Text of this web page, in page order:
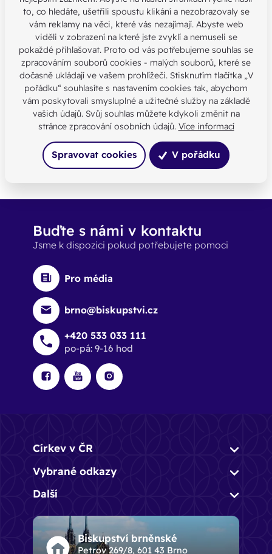
Velikonoční program pro školy v kostele –
inspirace z Velkého Meziřičí
Našli jste chybu nebo máte jinou
otázku?
Kontaktujte nás
SDÍLEJTE:
Buďte s námi v kontaktu
Jsme k dispozici pokud potřebujete pomoci
Pro média
brno@biskupstvi.cz
+420 533 033 111
po-pá: 9-16 hod
Církev v ČR
Vybrané odkazy
Další
Biskupství brněnské
Petrov 269/8, 601 43 Brno
to, co hledáte, ušetřili spoustu klikání a nezobrazovaly se
vám reklamy na věci, které vás nezajímají. Abyste web
viděli v zobrazení na které jste zvyklí a nemuseli se
pokaždé přihlašovat. Proto od vás potřebujeme souhlas se
zpracováním souborů cookies - malých souborů, které se
dočasně ukládají ve vašem prohlížeči. Stisknutím tlačítka „V
pořádku“ souhlasíte s nastavením cookies tak, abychom
vám poskytovali smysluplné a užitečné služby na základě
vašich údajů. Svůj souhlas můžete kdykoli změnit na
stránce zpracování osobních údajů. Více informací
Spravovat cookies V pořádku